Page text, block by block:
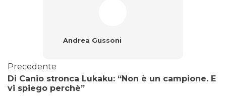
Andrea Gussoni
Precedente
Di Canio stronca Lukaku: “Non è un campione. E
vi spiego perchè”